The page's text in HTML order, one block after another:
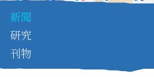
新聞
研究
刊物